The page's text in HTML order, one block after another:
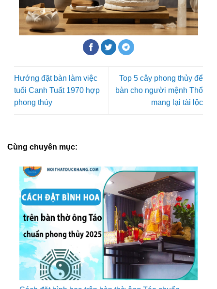
Hướng đặt bàn làm việc
tuổi Canh Tuất 1970 hợp
phong thủy
Top 5 cây phong thủy để
bàn cho người mệnh Thổ
mang lại tài lộc
Cùng chuyên mục: